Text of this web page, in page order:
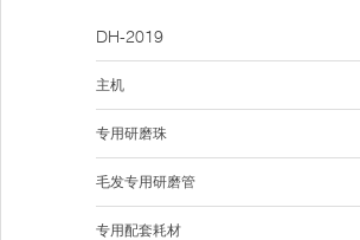
DH-2019
主机
专用研磨珠
毛发专用研磨管
专用配套耗材